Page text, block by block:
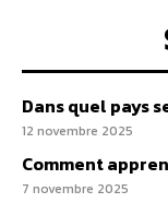
Dans quel pays
12 novembre 2025
Comment
7 novembre 2025